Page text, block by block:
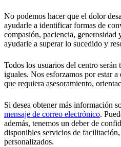
No podemos hacer que el dolor
ayudarle a identificar formas de
compasión, paciencia, generosidad
ayudarle a superar lo sucedido y
Todos los usuarios del centro serán
iguales. Nos esforzamos por estar
que requiera asesoramiento,
Si desea obtener más información
mensaje de correo electrónico.
además, tenemos un deber de
disponibles servicios de
personalizados.